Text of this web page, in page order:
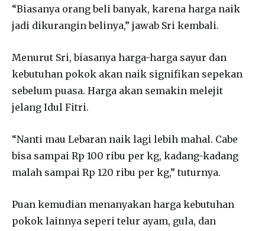
“Biasanya orang beli banyak, karena harga naik
jadi dikurangin belinya,” jawab Sri kembali.
Menurut Sri, biasanya harga-harga sayur dan
kebutuhan pokok akan naik signifikan sepekan
sebelum puasa. Harga akan semakin melejit
jelang Idul Fitri.
“Nanti mau Lebaran naik lagi lebih mahal. Cabe
bisa sampai Rp 100 ribu per kg, kadang-kadang
malah sampai Rp 120 ribu per kg,” tuturnya.
Puan kemudian menanyakan harga kebutuhan
pokok lainnya seperi telur ayam, gula, dan